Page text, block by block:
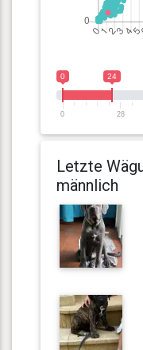
0 24
0 28
Letzte
männlich